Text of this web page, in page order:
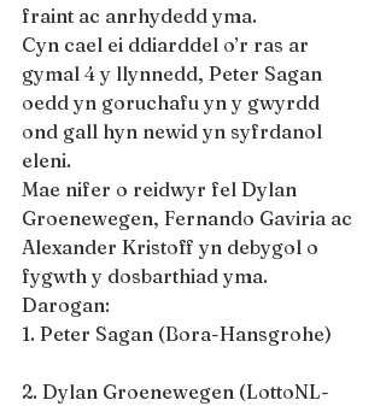
fraint ac anrhydedd yma.
Cyn cael ei ddiarddel o’r ras ar
gymal 4 y llynnedd, Peter Sagan
oedd yn goruchafu yn y gwyrdd
ond gall hyn newid yn syfrdanol
eleni.
Mae nifer o reidwyr fel Dylan
Groenewegen, Fernando Gaviria ac
Alexander Kristoff yn debygol o
fygwth y dosbarthiad yma.
Darogan:
1. Peter Sagan (Bora-Hansgrohe)
2. Dylan Groenewegen (LottoNL-